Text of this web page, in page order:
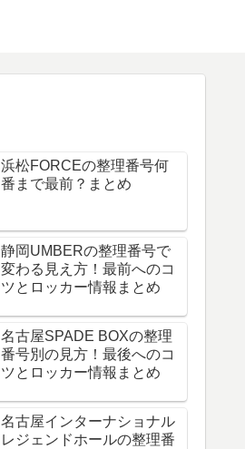
浜松FORCEの整理番号何
番まで最前？まとめ
静岡UMBERの整理番号で
変わる見え方！最前へのコ
ツとロッカー情報まとめ
名古屋SPADE BOXの整理
番号別の見方！最後へのコ
ツとロッカー情報まとめ
名古屋インターナショナル
レジェンドホールの整理番